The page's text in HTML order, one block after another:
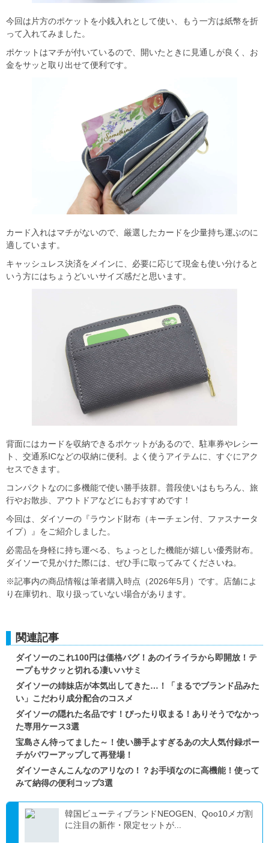
今回は片方のポケットを小銭入れとして使い、もう一方は紙幣を折
って入れてみました。
ポケットはマチが付いているので、開いたときに見通しが良く、お
金をサッと取り出せて便利です。
カード入れはマチがないので、厳選したカードを少量持ち運ぶのに
適しています。
キャッシュレス決済をメインに、必要に応じて現金も使い分けると
いう方にはちょうどいいサイズ感だと思います。
背面にはカードを収納できるポケットがあるので、駐車券やレシー
ト、交通系ICなどの収納に便利。よく使うアイテムに、すぐにアク
セスできます。
コンパクトなのに多機能で使い勝手抜群。普段使いはもちろん、旅
行やお散歩、アウトドアなどにもおすすめです！
今回は、ダイソーの『ラウンド財布（キーチェン付、ファスナータ
イプ）』をご紹介しました。
必需品を身軽に持ち運べる、ちょっとした機能が嬉しい優秀財布。
ダイソーで見かけた際には、ぜひ手に取ってみてくださいね。
※記事内の商品情報は筆者購入時点（2026年5月）です。店舗によ
り在庫切れ、取り扱っていない場合があります。
関連記事
ダイソーのこれ100円は価格バグ！あのイライラから即開放！テ
ープもサクッと切れる凄いハサミ
ダイソーの姉妹店が本気出してきた…！「まるでブランド品みた
い」こだわり成分配合のコスメ
ダイソーの隠れた名品です！ぴったり収まる！ありそうでなかっ
た専用ケース3選
宝島さん待ってました～！使い勝手よすぎるあの大人気付録ポー
チがパワーアップして再登場！
ダイソーさんこんなのアリなの！？お手頃なのに高機能！使って
みて納得の便利コップ3選
韓国ビューティブランドNEOGEN、Qoo10メガ割
に注目の新作・限定セットが...